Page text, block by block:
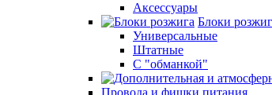
Аксессуары
Блоки
Универсальные
Штатные
С "обманкой"
Провода и фишки питания